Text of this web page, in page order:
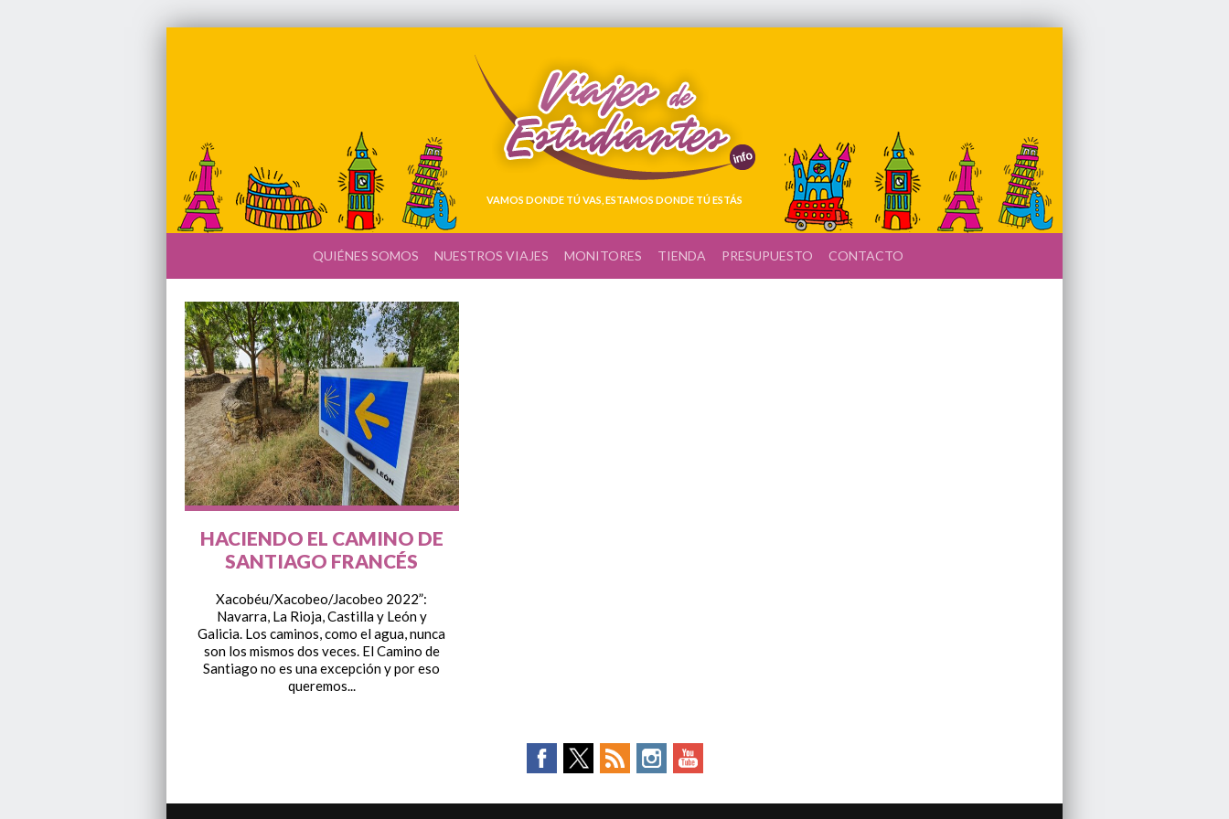
VAMOS DONDE TÚ VAS, ESTAMOS DONDE TÚ ESTÁS
QUIÉNES SOMOS NUESTROS VIAJES MONITORES TIENDA PRESUPUESTO CONTACTO
HACIENDO EL CAMINO DE
SANTIAGO FRANCÉS
Xacobéu/Xacobeo/Jacobeo 2022”:
Navarra, La Rioja, Castilla y León y
Galicia. Los caminos, como el agua, nunca
son los mismos dos veces. El Camino de
Santiago no es una excepción y por eso
queremos...